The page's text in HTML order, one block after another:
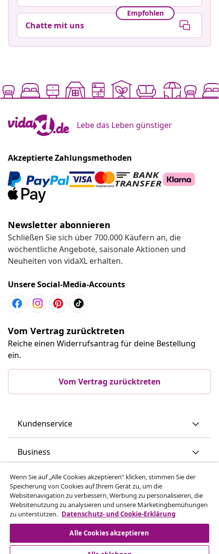
Empfohlen
Chatte mit uns
Lebe das Leben günstiger
Akzeptierte Zahlungsmethoden
Newsletter abonnieren
Schließen Sie sich über 700.000 Käufern an, die
wöchentliche Angebote, saisonale Aktionen und
Neuheiten von vidaXL erhalten.
Unsere Social-Media-Accounts
Vom Vertrag zurücktreten
Reiche einen Widerrufsantrag für deine Bestellung
ein.
Vom Vertrag zurücktreten
Kundenservice
Business
vidaXL
Mehr entdecken
Wenn Sie auf „Alle Cookies akzeptieren“ klicken, stimmen Sie der
Speicherung von Cookies auf Ihrem Gerät zu, um die
Websitenavigation zu verbessern, Werbung zu personalisieren, die
Websitenutzung zu analysieren und unsere Marketingbemühungen
zu unterstützen. Datenschutz- und Cookie-Erklärung
Alle Cookies akzeptieren